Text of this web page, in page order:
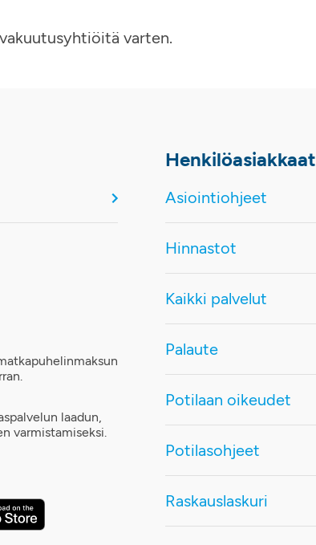
varten.
laadun,
varmistamiseksi.
Henkilöasiakkaat
Asiointiohjeet
Hinnastot
Kaikki palvelut
Palaute
Potilaan oikeudet
Potilasohjeet
Raskauslaskuri